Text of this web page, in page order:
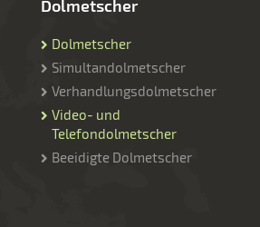
Dolmetscher
Dolmetscher
Simultandolmetscher
Verhandlungsdolmetscher
Video- und
Telefondolmetscher
Beeidigte Dolmetscher